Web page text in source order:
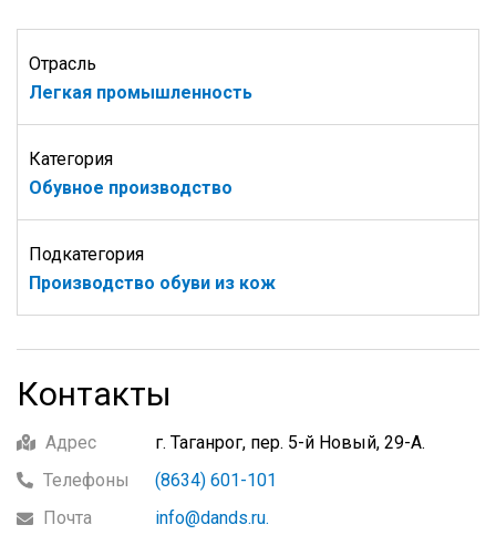
Отрасль
Легкая промышленность
Категория
Обувное производство
Подкатегория
Производство обуви из кож
Контакты
Адрес
г. Таганрог, пер. 5-й Новый, 29-А.
Телефоны
(8634) 601-101
Почта
info@dands.ru.